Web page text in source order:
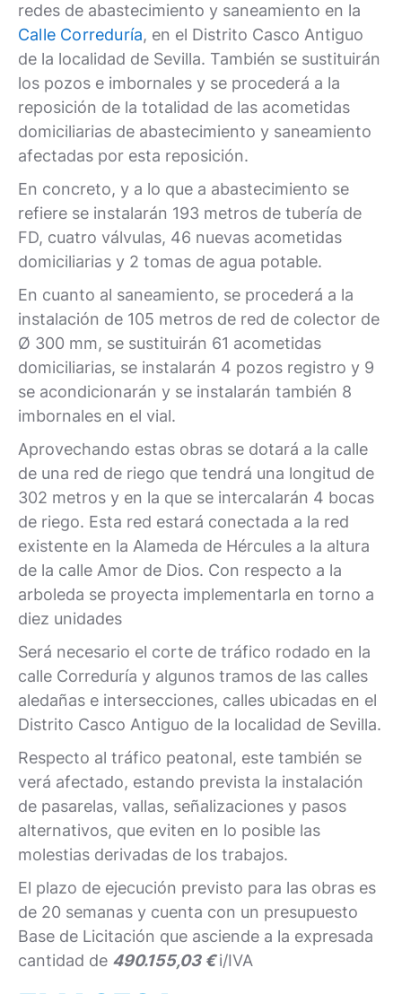
redes de abastecimiento y saneamiento en la
Calle Correduría, en el Distrito Casco Antiguo
de la localidad de Sevilla. También se sustituirán
los pozos e imbornales y se procederá a la
reposición de la totalidad de las acometidas
domiciliarias de abastecimiento y saneamiento
afectadas por esta reposición.
En concreto, y a lo que a abastecimiento se
refiere se instalarán 193 metros de tubería de
FD, cuatro válvulas, 46 nuevas acometidas
domiciliarias y 2 tomas de agua potable.
En cuanto al saneamiento, se procederá a la
instalación de 105 metros de red de colector de
Ø 300 mm, se sustituirán 61 acometidas
domiciliarias, se instalarán 4 pozos registro y 9
se acondicionarán y se instalarán también 8
imbornales en el vial.
Aprovechando estas obras se dotará a la calle
de una red de riego que tendrá una longitud de
302 metros y en la que se intercalarán 4 bocas
de riego. Esta red estará conectada a la red
existente en la Alameda de Hércules a la altura
de la calle Amor de Dios. Con respecto a la
arboleda se proyecta implementarla en torno a
diez unidades
Será necesario el corte de tráfico rodado en la
calle Correduría y algunos tramos de las calles
aledañas e intersecciones, calles ubicadas en el
Distrito Casco Antiguo de la localidad de Sevilla.
Respecto al tráfico peatonal, este también se
verá afectado, estando prevista la instalación
de pasarelas, vallas, señalizaciones y pasos
alternativos, que eviten en lo posible las
molestias derivadas de los trabajos.
El plazo de ejecución previsto para las obras es
de 20 semanas y cuenta con un presupuesto
Base de Licitación que asciende a la expresada
cantidad de 490.155,03 €i/IVA